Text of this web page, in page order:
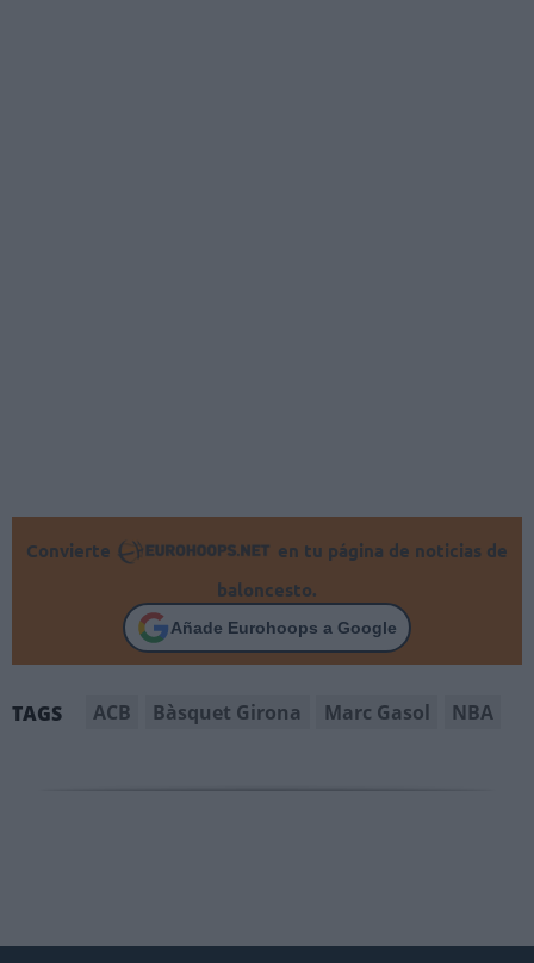
Convierte
en tu página de noticias de
baloncesto.
Añade Eurohoops a Google
TAGS ACB Bàsquet Girona Marc Gasol NBA